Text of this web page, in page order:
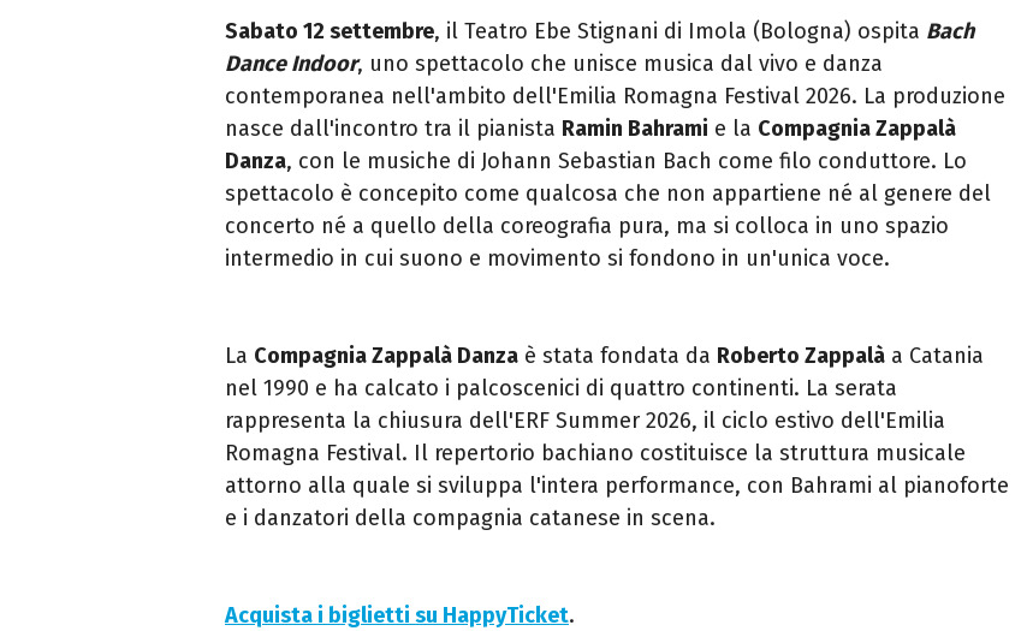
Sabato 12 settembre, il Teatro Ebe Stignani di Imola (Bologna) ospita Bach
Dance Indoor, uno spettacolo che unisce musica dal vivo e danza
contemporanea nell'ambito dell'Emilia Romagna Festival 2026. La produzione
nasce dall'incontro tra il pianista Ramin Bahrami e la Compagnia Zappalà
Danza, con le musiche di Johann Sebastian Bach come filo conduttore. Lo
spettacolo è concepito come qualcosa che non appartiene né al genere del
concerto né a quello della coreografia pura, ma si colloca in uno spazio
intermedio in cui suono e movimento si fondono in un'unica voce.
La Compagnia Zappalà Danza è stata fondata da Roberto Zappalà a Catania
nel 1990 e ha calcato i palcoscenici di quattro continenti. La serata
rappresenta la chiusura dell'ERF Summer 2026, il ciclo estivo dell'Emilia
Romagna Festival. Il repertorio bachiano costituisce la struttura musicale
attorno alla quale si sviluppa l'intera performance, con Bahrami al pianoforte
e i danzatori della compagnia catanese in scena.
Acquista i biglietti su HappyTicket.